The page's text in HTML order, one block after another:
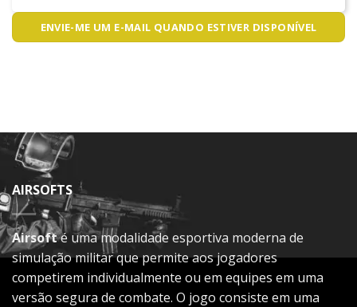
ENVIE-ME UM E-MAIL QUANDO ESTIVER DISPONÍVEL
AIRSOFTS
Airsofté uma modalidade esportiva moderna de
simulação militar que permite aos jogadores
competirem individualmente ou em equipes em uma
versão segura de combate. O jogo consiste em uma